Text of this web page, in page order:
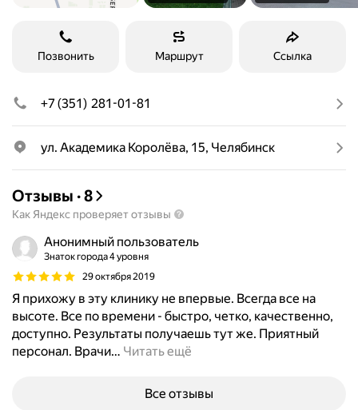
Позвонить Маршрут Ссылка
+7 (351) 281-01-81
ул. Академика Королёва, 15, Челябинск
Отзывы ·8
Как Яндекс проверяет отзывы
Анонимный пользователь
Знаток города 4 уровня
29 октября 2019
Я прихожу в эту клинику не впервые. Всегда все на
высоте. Все по времени - быстро, четко, качественно,
доступно. Результаты получаешь тут же. Приятный
персонал. Врачи… Читать ещё
Все отзывы